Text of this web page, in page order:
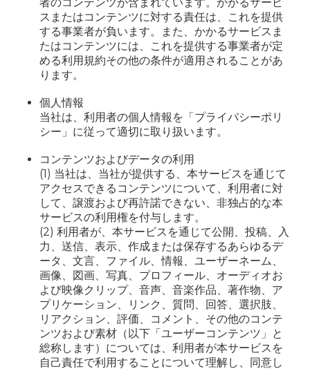
スまたはコンテンツに対する責任は、これを提供
する事業者が負います。また、かかるサービスま
たはコンテンツには、これを提供する事業者が定
める利用規約その他の条件が適用されることがあ
ります。
個人情報
当社は、利用者の個人情報を「プライバシーポリ
シー」に従って適切に取り扱います。
コンテンツおよびデータの利用
(1) 当社は、当社が提供する、本サービスを通じて
アクセスできるコンテンツについて、利用者に対
して、譲渡および再許諾できない、非独占的な本
サービスの利用権を付与します。
(2) 利用者が、本サービスを通じて公開、投稿、入
力、送信、表示、作成または保存するあらゆるデ
ータ、文言、ファイル、情報、ユーザーネーム、
画像、図画、写真、プロフィール、オーディオお
よび映像クリップ、音声、音楽作品、著作物、ア
プリケーション、リンク、質問、回答、選択肢、
リアクション、評価、コメント、その他のコンテ
ンツおよび素材（以下「ユーザーコンテンツ」と
総称します）については、利用者が本サービスを
自己責任で利用することについて理解し、同意し